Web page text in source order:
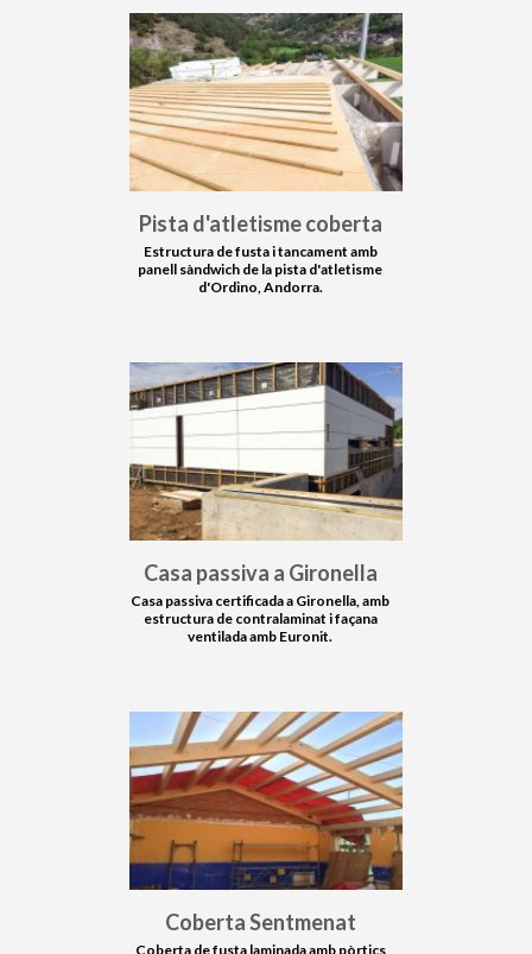
Pista d'atletisme coberta
Estructura de fusta i tancament amb
panell sàndwich de la pista d'atletisme
d'Ordino, Andorra.
Casa passiva a Gironella
Casa passiva certificada a Gironella, amb
estructura de contralaminat i façana
ventilada amb Euronit.
Coberta Sentmenat
Coberta de fusta laminada amb pòrtics